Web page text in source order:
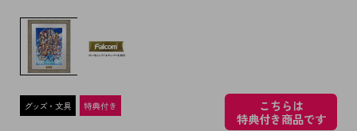
こちらは
特典付き商品です